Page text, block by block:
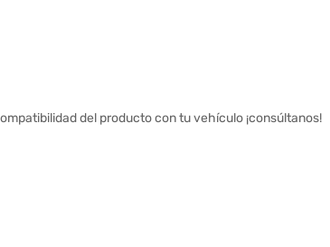
del producto con tu vehículo ¡consúltanos!